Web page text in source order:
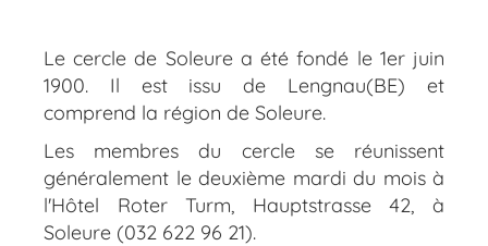
Le cercle de Soleure a été fondé le 1er juin
1900. Il est issu de Lengnau(BE) et
comprend la région de Soleure.
Les membres du cercle se réunissent
généralement le deuxième mardi du mois à
l'Hôtel Roter Turm, Hauptstrasse 42, à
Soleure (032 622 96 21).